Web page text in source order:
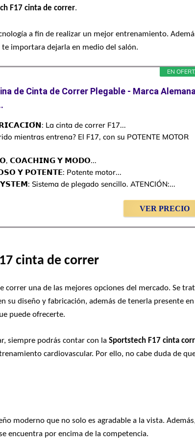
F17 cinta de correr.
a fin de realizar un mejor entrenamiento.
importara dejarla en medio del salón.
EN
de Cinta de Correr Plegable - Marca
La cinta de correr F17...
mientras entrena? El F17, con su POTENTE MOTOR
𝗖𝗢𝗔𝗖𝗛𝗜𝗡𝗚 𝗬 𝗠𝗢𝗗𝗢...
𝗬 𝗣𝗢𝗧𝗘𝗡𝗧𝗘: Potente motor...
Sistema de plegado sencillo. ATENCIÓN:...
VER PRECIO
cinta de correr
correr una de las mejores opciones del mercado. Se
su diseño y fabricación, además de tenerla presente
puede ofrecerte.
siempre podrás contar con la Sportstech F17 cinta
cardiovascular. Por ello, no cabe duda de
moderno que no solo es agradable a la vista.
encuentra por encima de la competencia.